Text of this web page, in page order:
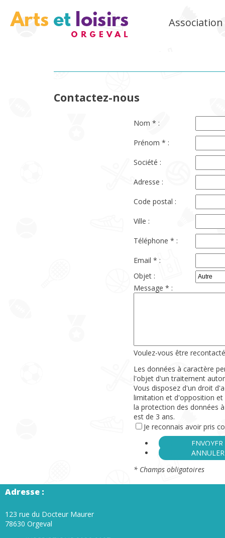
Contactez-nous
Nom * :
Prénom * :
Société :
Adresse :
Code postal :
Ville :
Téléphone * :
Email * :
Objet :
Message * :
Voulez-vous être
Les données à caractère
l'objet d'un traitement
Vous disposez d'un droit
limitation et d'opposition
la protection des données
est de 3 ans.
Je reconnais avoir pris
ENVOYER
ANNULER
* Champs obligatoires
Adresse :
123 rue du Docteur Maurer
78630 Orgeval